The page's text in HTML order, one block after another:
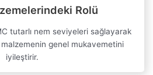
Rolü
tutarlı nem seviyeleri sağlayarak
genel mukavemetini
iyileştirir.